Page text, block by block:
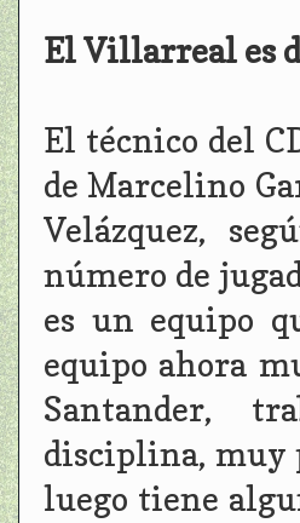
El Villarreal es
El técnico del
de Marcelino
Velázquez,
número de
es un equipo
equipo ahora
Santander,
disciplina, muy
luego tiene